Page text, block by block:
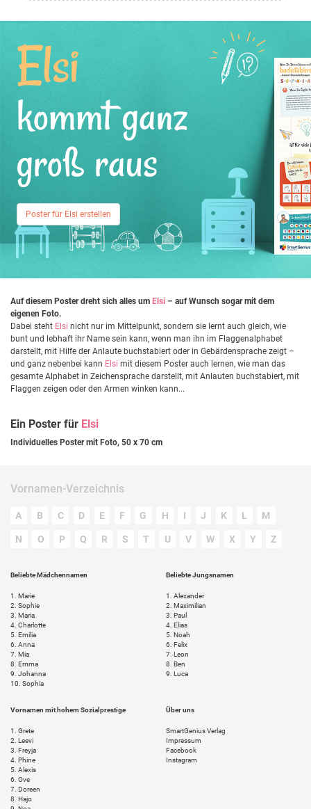
Elsi
kommt ganz
groß raus
Poster für Elsi erstellen
Auf diesem Poster dreht sich alles um Elsi – auf Wunsch sogar mit dem
eigenen Foto.
Dabei steht Elsi nicht nur im Mittelpunkt, sondern sie lernt auch gleich, wie
bunt und lebhaft ihr Name sein kann, wenn man ihn im Flaggenalphabet
darstellt, mit Hilfe der Anlaute buchstabiert oder in Gebärdensprache zeigt –
und ganz nebenbei kann Elsi mit diesem Poster auch lernen, wie man das
gesamte Alphabet in Zeichensprache darstellt, mit Anlauten buchstabiert, mit
Flaggen zeigen oder den Armen winken kann...
Ein Poster für Elsi
Individuelles Poster mit Foto, 50 x 70 cm
Vornamen-Verzeichnis
A B C D E F G H I J K L M
N O P Q R S T U V W X Y Z
Beliebte Mädchennamen
1. Marie
2. Sophie
3. Maria
4. Charlotte
5. Emilia
6. Anna
7. Mia
8. Emma
9. Johanna
10. Sophia
Beliebte Jungsnamen
1. Alexander
2. Maximilian
3. Paul
4. Elias
5. Noah
6. Felix
7. Leon
8. Ben
9. Luca
Vornamen mit hohem Sozialprestige
1. Grete
2. Leevi
3. Freyja
4. Phine
5. Alexis
6. Ove
7. Doreen
8. Hajo
Über uns
SmartGenius Verlag
Impressum
Facebook
Instagram